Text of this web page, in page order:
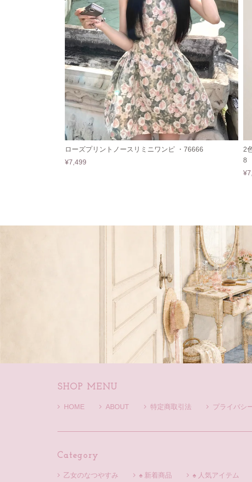
ローズプリントノースリミニワンピ ・76666
¥7,499
2
8
SHOP MENU
HOME ABOUT 特定商取引法 プライバシ
Category
乙女のなつやすみ ♠ 新着商品 ♠ 人気アイテム